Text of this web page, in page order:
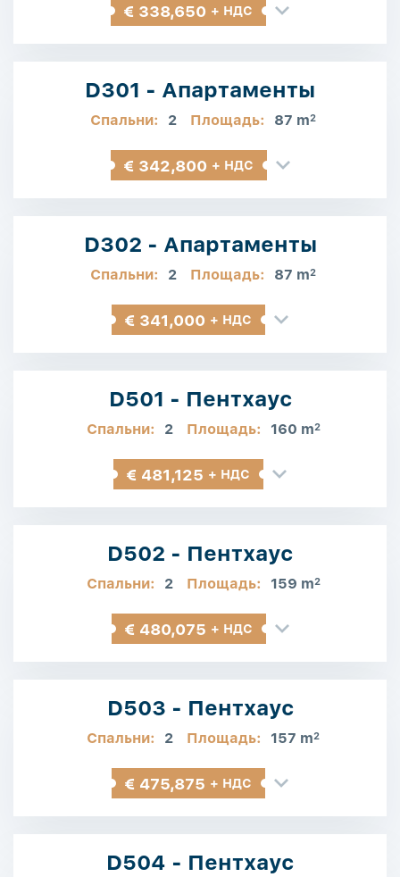
€ 338,650 + НДС
D301 - Апартаменты
Спальни: 2 Площадь: 87 m2
€ 342,800 + НДС
D302 - Апартаменты
Спальни: 2 Площадь: 87 m2
€ 341,000 + НДС
D501 - Пентхаус
Спальни: 2 Площадь: 160 m2
€ 481,125 + НДС
D502 - Пентхаус
Спальни: 2 Площадь: 159 m2
€ 480,075 + НДС
D503 - Пентхаус
Спальни: 2 Площадь: 157 m2
€ 475,875 + НДС
D504 - Пентхаус